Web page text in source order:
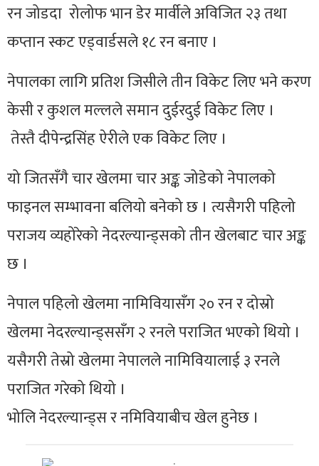
रनजोडदा रोलोफभानडेरमार्वीलेअविजित २३ तथा
कप्तान स्कटएड्वार्डसले१८ रन बनाए ।
नेपालका लागिप्रतिशजिसीले तीन विकेट लिए भने करण
केसी र कुशल मल्लले समानदुईरदुईविकेट लिए ।
तेस्तैदीपेन्द्रसिंहऐरीले एक विकेट लिए ।
यो जितसँगै चार खेलमा चार अङ्क जोडेको नेपालको
फाइनल सम्भावना बलियो बनेको छ । त्यसैगरी पहिलो
पराजय व्यहोरेकोनेदरल्यान्ड्सकोतीन खेलबाट चार अङ्क
छ ।
नेपाल पहिलो खेलमानामिवियासँग२० रन र दोस्रो
खेलमानेदरल्यान्ड्ससँग२ रनले पराजित भएको थियो ।
यसैगरी तेस्रो खेलमा नेपाललेनामिवियालाई३ रनले
पराजित गरेको थियो ।
भोलिनेदरल्यान्ड्सरनमिवियाबीचखेल हुनेछ ।